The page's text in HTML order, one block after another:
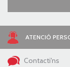
ATENCIÓ
Contacti'ns